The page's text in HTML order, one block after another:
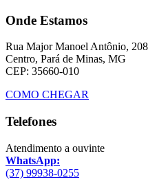
Onde Estamos
Rua Major Manoel Antônio, 208
Centro, Pará de Minas, MG
CEP: 35660-010
COMO CHEGAR
Telefones
Atendimento a ouvinte
WhatsApp:
(37) 99938-0255